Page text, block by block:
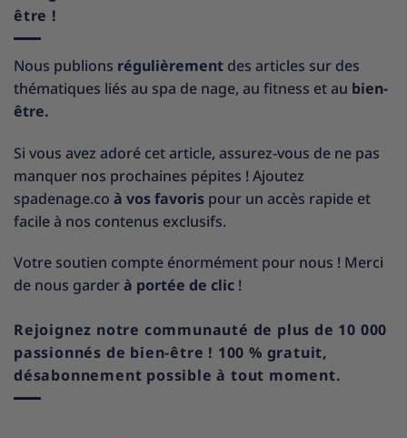
être !
Nous publions régulièrement des articles sur des
thématiques liés au spa de nage, au fitness et au bien-
être.
Si vous avez adoré cet article, assurez-vous de ne pas
manquer nos prochaines pépites ! Ajoutez
spadenage.co à vos favoris pour un accès rapide et
facile à nos contenus exclusifs.
Votre soutien compte énormément pour nous ! Merci
de nous garderà portée de clic !
Rejoignez notre communauté de plus de 10 000
passionnés de bien-être ! 100 % gratuit,
désabonnement possible à tout moment.